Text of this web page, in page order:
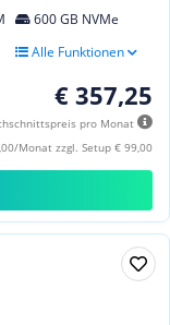
600 GB NVMe
Alle Funktionen
€ 357,25
pro Monat
Monat zzgl. Setup € 99,00